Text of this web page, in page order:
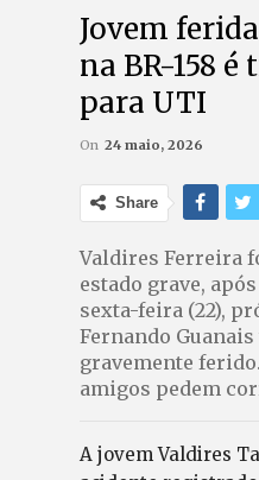
Jovem
na BR-158
para UTI
On 24 maio, 2026
Share
Valdires Ferreira
estado grave,
sexta-feira (22),
Fernando
gravemente
amigos pedem
A jovem Valdires